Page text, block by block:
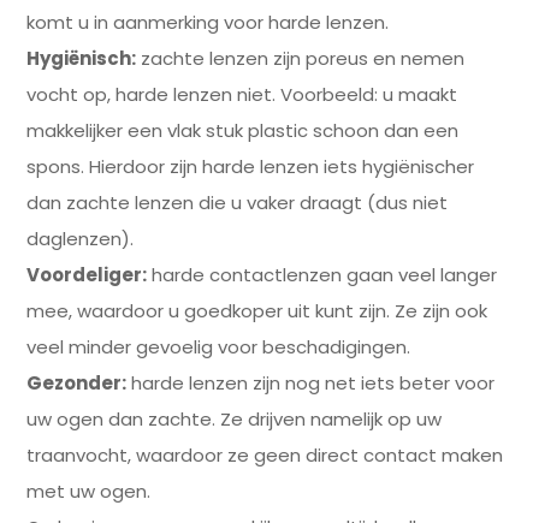
komt u in aanmerking voor harde lenzen.
Hygiënisch: zachte lenzen zijn poreus en nemen
vocht op, harde lenzen niet. Voorbeeld: u maakt
makkelijker een vlak stuk plastic schoon dan een
spons. Hierdoor zijn harde lenzen iets hygiënischer
dan zachte lenzen die u vaker draagt (dus niet
daglenzen).
Voordeliger:harde contactlenzen gaan veel langer
mee, waardoor u goedkoper uit kunt zijn. Ze zijn ook
veel minder gevoelig voor beschadigingen.
Gezonder:harde lenzen zijn nog net iets beter voor
uw ogen dan zachte. Ze drijven namelijk op uw
traanvocht, waardoor ze geen direct contact maken
met uw ogen.